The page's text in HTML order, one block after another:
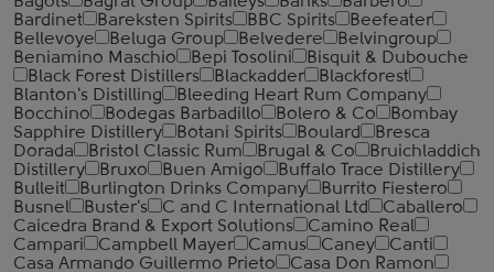
Bardinet
Bareksten Spirits BBC Spirits
Beefeater
Bellevoye
Beluga Group Belvedere
Belvingroup
Beniamino Maschio
Bepi Tosolini
Bisquit & Dubouche
Black Forest Distillers
Blackadder
Blackforest
Blanton's Distilling
Bleeding Heart Rum Company
Bocchino
Bodegas Barbadillo Bolero & Co
Bombay
Sapphire Distillery
Botani Spirits Boulard
Bresca
Dorada
Bristol Classic Rum Brugal & Co
Bruichladdich
Distillery
Bruxo Buen Amigo
Buffalo Trace Distillery
Bulleit
Burlington Drinks Company
Burrito Fiestero
Busnel
Buster's C and C International Ltd
Caballero
Caicedra Brand & Export Solutions
Camino Real
Campari
Campbell Mayer Camus Caney
Canti
Casa Armando Guillermo Prieto
Casa Don Ramon